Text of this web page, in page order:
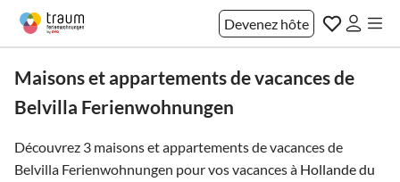
Devenez hôte
Maisons et appartements de vacances de
Belvilla Ferienwohnungen
Découvrez 3 maisons et appartements de vacances de
Belvilla Ferienwohnungen pour vos vacances à Hollande du